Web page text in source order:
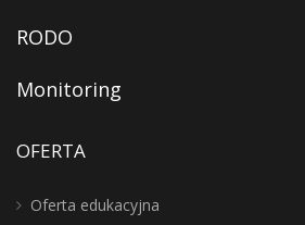
RODO
Monitoring
OFERTA
Oferta edukacyjna